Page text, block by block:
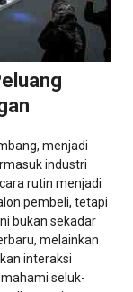
menjadi
industri
rutin menjadi
pembeli, tetapi
bukan sekadar
melainkan
interaksi
seluk-